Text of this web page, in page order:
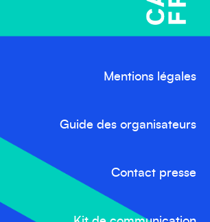
Mentions légales
Guide des organisateurs
Contact presse